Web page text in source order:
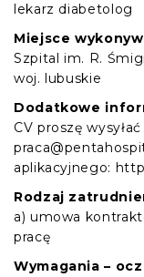
lekarz diabetolog
Miejsce
Szpital im. R.
woj. lubuskie
Dodatkowe
CV proszę
aplikacyjnego:
Rodzaj
a) umowa
pracę
Wymagania –